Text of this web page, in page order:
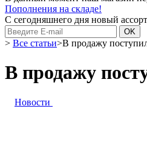
Пополнения на складе!
С сегодняшнего дня новый
> Все статьи>В продажу
В продажу
Новости